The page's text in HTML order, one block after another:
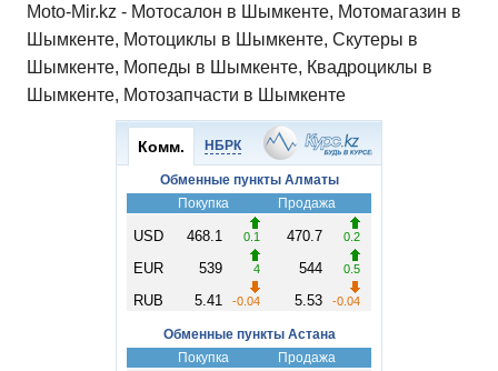
Moto-Mir.kz - Мотосалон в Шымкенте, Мотомагазин в
Шымкенте, Мотоциклы в Шымкенте, Скутеры в
Шымкенте, Мопеды в Шымкенте, Квадроциклы в
Шымкенте, Мотозапчасти в Шымкенте